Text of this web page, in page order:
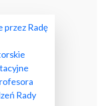
przez Radę
Rady